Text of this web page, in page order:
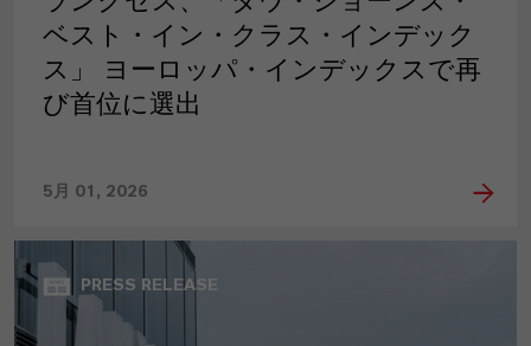
ベスト・イン・クラス・インデック
ス」 ヨーロッパ・インデックスで再
び首位に選出
5月 01, 2026
PRESS RELEASE